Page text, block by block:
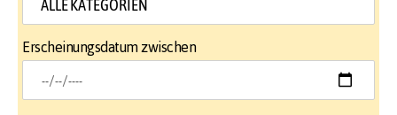
Erscheinungsdatum zwischen